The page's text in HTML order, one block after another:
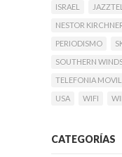
ISRAEL
JAZZTEL
NESTOR
PERIODISMO
SOUTHERN
TELEFONIA MOVIL
USA
WIFI
CATEGORÍAS